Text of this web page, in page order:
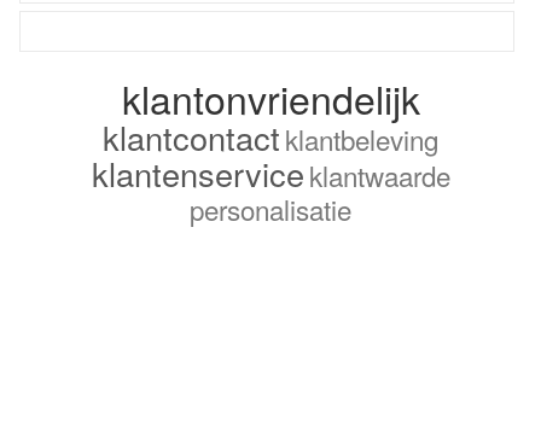
klantonvriendelijk
klantcontactklantbeleving
klantenserviceklantwaarde
personalisatie